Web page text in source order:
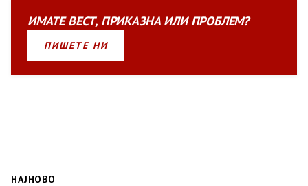
ИМАТЕВЕСТ, ПРИКАЗНАИЛИПРОБЛЕМ?
ПИШЕТЕ НИ
НАЈНОВО